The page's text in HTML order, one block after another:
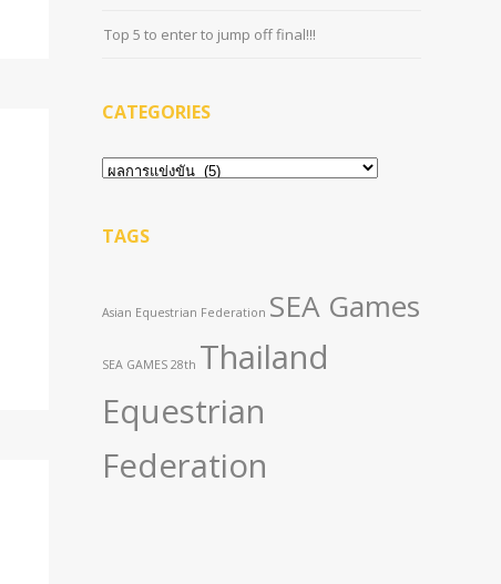
Top 5 to enter to jump off final!!!
CATEGORIES
Categories
TAGS
Asian Equestrian Federation SEA Games
SEA GAMES 28th Thailand
Equestrian
Federation